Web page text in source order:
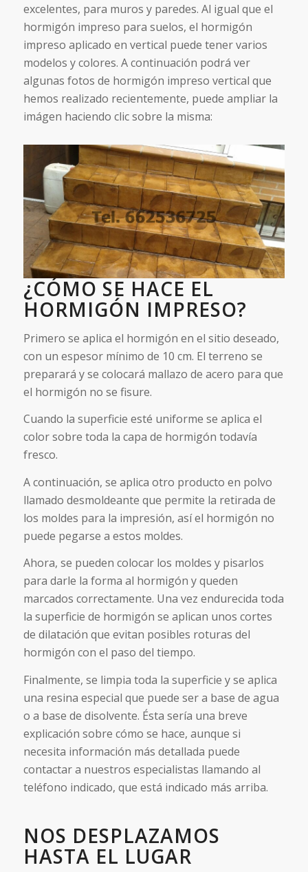
excelentes, para muros y paredes. Al igual que el
hormigón impreso para suelos, el hormigón
impreso aplicado en vertical puede tener varios
modelos y colores. A continuación podrá ver
algunas fotos de hormigón impreso vertical que
hemos realizado recientemente, puede ampliar la
imágen haciendo clic sobre la misma:
¿CÓMO SE HACE EL
HORMIGÓN IMPRESO?
Primero se aplica el hormigón en el sitio deseado,
con un espesor mínimo de 10 cm. El terreno se
preparará y se colocará mallazo de acero para que
el hormigón no se fisure.
Cuando la superficie esté uniforme se aplica el
color sobre toda la capa de hormigón todavía
fresco.
A continuación, se aplica otro producto en polvo
llamado desmoldeante que permite la retirada de
los moldes para la impresión, así el hormigón no
puede pegarse a estos moldes.
Ahora, se pueden colocar los moldes y pisarlos
para darle la forma al hormigón y queden
marcados correctamente. Una vez endurecida toda
la superficie de hormigón se aplican unos cortes
de dilatación que evitan posibles roturas del
hormigón con el paso del tiempo.
Finalmente, se limpia toda la superficie y se aplica
una resina especial que puede ser a base de agua
o a base de disolvente. Ésta sería una breve
explicación sobre cómo se hace, aunque si
necesita información más detallada puede
contactar a nuestros especialistas llamando al
teléfono indicado, que está indicado más arriba.
NOS DESPLAZAMOS
HASTA EL LUGAR